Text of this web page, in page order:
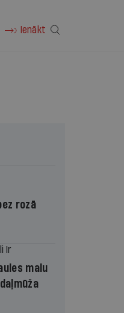
Ienākt
rozā
Ir
malu